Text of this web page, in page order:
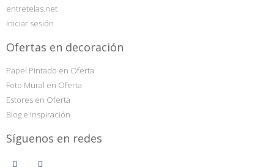
entretelas.net
Iniciar sesión
Ofertas en decoración
Papel Pintado en Oferta
Foto Mural en Oferta
Estores en Oferta
Blog e Inspiración
Síguenos en redes